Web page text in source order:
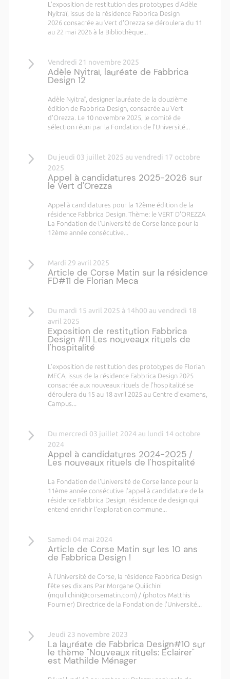
L’exposition de restitution des prototypes d'Adèle
Nyitraï, issus de la résidence Fabbrica Design
2026 consacrée au Vert d'Orezza se déroulera du 11
au 22 mai 2026 à la Bibliothèque...
Vendredi 21 novembre 2025
Adèle Nyitraï, lauréate de Fabbrica
Design 12
Adèle Nyitraï, designer lauréate de la douzième
édition de Fabbrica Design, consacrée au Vert
d'Orezza. Le 10 novembre 2025, le comité de
sélection réuni par la Fondation de l'Université...
Du jeudi 03 juillet 2025 au vendredi 17 octobre
2025
Appel à candidatures 2025-2026 sur
le Vert d'Orezza
Appel à candidatures pour la 12ème édition de la
résidence Fabbrica Design. Thème: le VERT D'OREZZA
La Fondation de l'Université de Corse lance pour la
12ème année consécutive...
Mardi 29 avril 2025
Article de Corse Matin sur la résidence
FD#11 de Florian Meca
Du mardi 15 avril 2025 à 14h00 au vendredi 18
avril 2025
Exposition de restitution Fabbrica
Design #11 Les nouveaux rituels de
l'hospitalité
L’exposition de restitution des prototypes de Florian
MECA, issus de la résidence Fabbrica Design 2025
consacrée aux nouveaux rituels de l'hospitalité se
déroulera du 15 au 18 avril 2025 au Centre d'examens,
Campus...
Du mercredi 03 juillet 2024 au lundi 14 octobre
2024
Appel à candidatures 2024-2025 /
Les nouveaux rituels de l'hospitalité
La Fondation de l'Université de Corse lance pour la
11ème année consécutive l’appel à candidature de la
résidence Fabbrica Design, résidence de design qui
entend enrichir l’exploration commune...
Samedi 04 mai 2024
Article de Corse Matin sur les 10 ans
de Fabbrica Design !
À l'Université de Corse, la résidence Fabbrica Design
fête ses dix ans Par Morgane Quilichini
(mquilichini@corsematin.com) / (photos Matthis
Fournier) Directrice de la Fondation de l'Université...
Jeudi 23 novembre 2023
La lauréate de Fabbrica Design#10 sur
le thème "Nouveaux rituels: Eclairer"
est Mathilde Ménager